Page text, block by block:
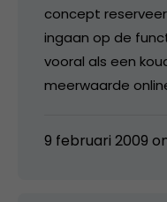
concept
ingaan op de
vooral als een
meerwaarde
9 februari 2009